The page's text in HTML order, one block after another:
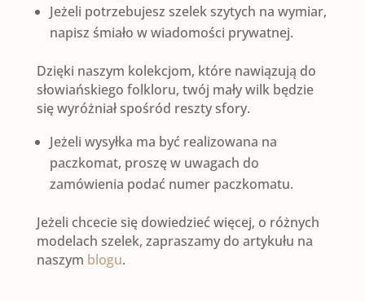
Jeżeli potrzebujesz szelek szytych na wymiar,
napisz śmiało w wiadomości prywatnej.
Dzięki naszym kolekcjom, które nawiązują do
słowiańskiego folkloru, twój mały wilk będzie
się wyróżniał spośród reszty sfory.
Jeżeli wysyłka ma być realizowana na
paczkomat, proszę w uwagach do
zamówienia podać numer paczkomatu.
Jeżeli chcecie się dowiedzieć więcej, o różnych
modelach szelek, zapraszamy do artykułu na
naszym blogu.